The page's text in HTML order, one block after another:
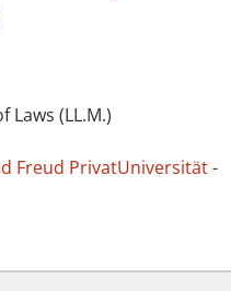
Laws (LL.M.)
Freud PrivatUniversität-